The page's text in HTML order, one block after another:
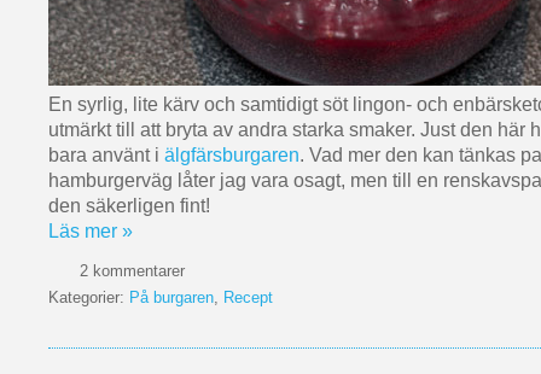
En syrlig, lite kärv och samtidigt söt lingon- och
utmärkt till att bryta av andra starka smaker. Just den här
bara använt i älgfärsburgaren. Vad mer den kan tänkas
hamburgerväg låter jag vara osagt, men till en
den säkerligen fint!
Läs mer »
2 kommentarer
Kategorier: På burgaren, Recept